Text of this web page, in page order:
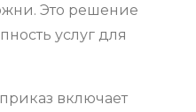
Это решение
услуг для
включает